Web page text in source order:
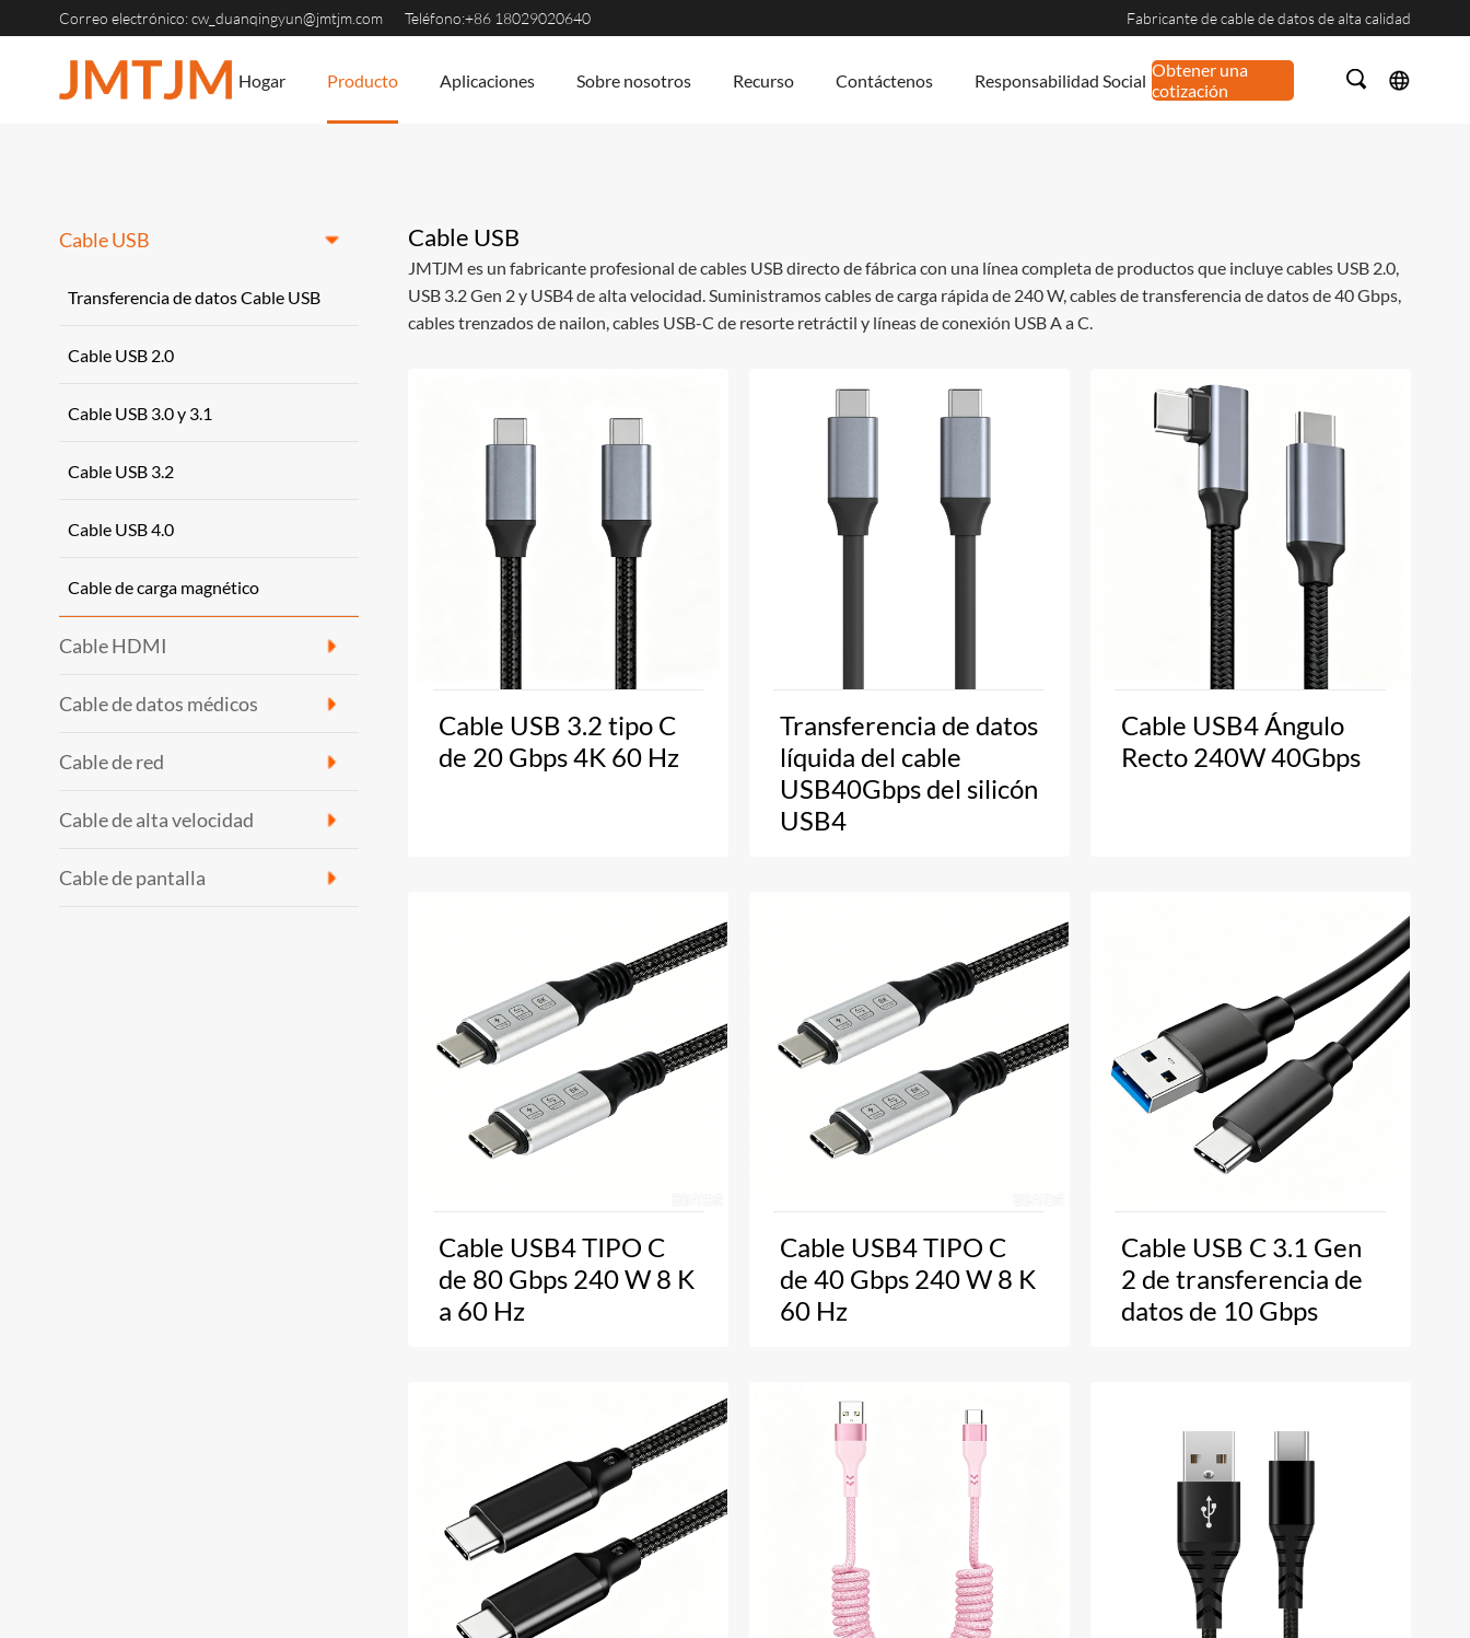
Correo electrónico:cw_duanqingyun@jmtjm.com Teléfono:+86 18029020640 Fabricante de cable de datos de alta calidad
Hogar Producto Aplicaciones Sobre nosotros Recurso Contáctenos Responsabilidad Social Obtener una
cotización
Cable USB
Transferencia de datos Cable USB
Cable USB 2.0
Cable USB 3.0 y 3.1
Cable USB 3.2
Cable USB 4.0
Cable de carga magnético
Cable HDMI
Cable de datos médicos
Cable de red
Cable de alta velocidad
Cable de pantalla
Cable USB
JMTJM es un fabricante profesional de cables USB directo de fábrica con una línea completa de productos que incluye cables USB 2.0,
USB 3.2 Gen 2 y USB4 de alta velocidad. Suministramos cables de carga rápida de 240 W, cables de transferencia de datos de 40 Gbps,
cables trenzados de nailon, cables USB-C de resorte retráctil y líneas de conexión USB A a C.
Cable USB 3.2 tipo C
de 20 Gbps 4K 60 Hz
Transferencia de datos
líquida del cable
USB40Gbps del silicón
USB4
Cable USB4 Ángulo
Recto 240W 40Gbps
Cable USB4 TIPO C
de 80 Gbps 240 W 8 K
a 60 Hz
Cable USB4 TIPO C
de 40 Gbps 240 W 8 K
60 Hz
Cable USB C 3.1 Gen
2 de transferencia de
datos de 10 Gbps